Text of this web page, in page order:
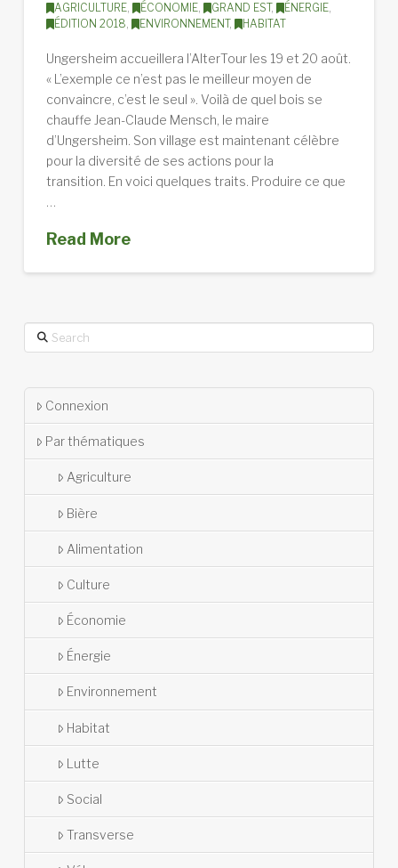
AGRICULTURE, ÉCONOMIE, GRAND EST, ÉNERGIE,
ÉDITION 2018, ENVIRONNEMENT, HABITAT
Ungersheim accueillera l’AlterTour les 19 et 20 août.
« L’exemple ce n’est pas le meilleur moyen de
convaincre, c’est le seul ». Voilà de quel bois se
chauffe Jean-Claude Mensch, le maire
d’Ungersheim. Son village est maintenant célèbre
pour la diversité de ses actions pour la
transition. En voici quelques traits. Produire ce que
Read More
Search
Connexion
Par thématiques
Agriculture
Bière
Alimentation
Culture
Économie
Énergie
Environnement
Habitat
Lutte
Social
Transverse